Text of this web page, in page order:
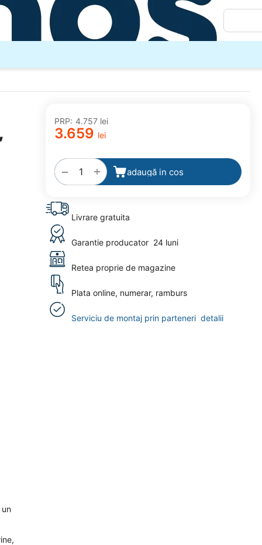
PRP: 4.757 lei
3.659 lei
+
− adaugă in cos
la
favorite
Livrare gratuita
Garantie producator 24 luni
Retea proprie de magazine
Plata online, numerar, ramburs
Serviciu de montaj prin parteneri detalii